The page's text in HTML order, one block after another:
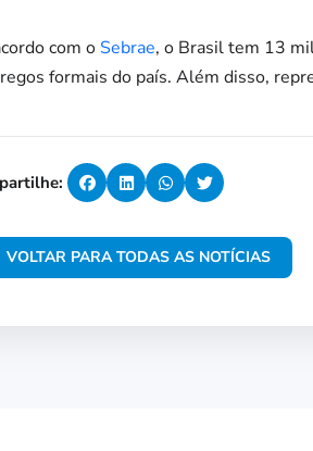
com o Sebrae, o Brasil tem 13
formais do país. Além disso,
PARA TODAS AS NOTÍCIAS